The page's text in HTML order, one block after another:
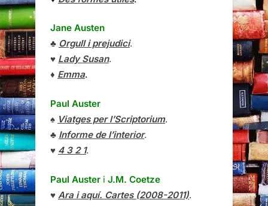
Jane Austen
♣ Orgull i prejudici.
♥ Lady Susan.
♦ Emma.
Paul Auster
♠ Viatges per l’Scriptorium.
♣ Informe de l’interior.
♥ 4 3 2 1.
Paul Auster i J.M. Coetze
♥ Ara i aquí. Cartes (2008-2011).